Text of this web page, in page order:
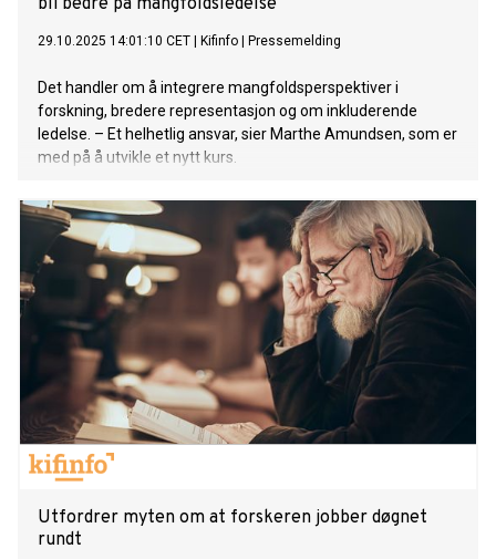
bli bedre på mangfoldsledelse
29.10.2025 14:01:10 CET Kifinfo Pressemelding
Det handler om å integrere mangfoldsperspektiver i
forskning, bredere representasjon og om inkluderende
ledelse. – Et helhetlig ansvar, sier Marthe Amundsen, som er
med på å utvikle et nytt kurs.
Utfordrer myten om at forskeren jobber døgnet
rundt